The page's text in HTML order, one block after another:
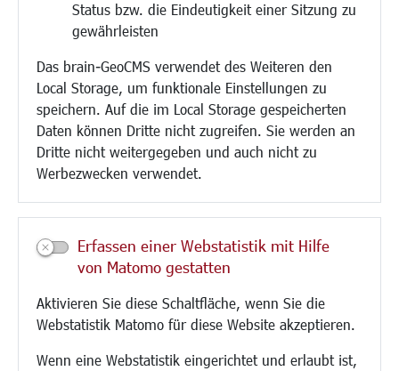
Status bzw. die Eindeutigkeit einer Sitzung zu
gewährleisten
Das brain-GeoCMS verwendet des Weiteren den
Local Storage, um funktionale Einstellungen zu
speichern. Auf die im Local Storage gespeicherten
Daten können Dritte nicht zugreifen. Sie werden an
Dritte nicht weitergegeben und auch nicht zu
Werbezwecken verwendet.
Erfassen einer Webstatistik mit Hilfe
von Matomo gestatten
Aktivieren Sie diese Schaltfläche, wenn Sie die
Webstatistik Matomo für diese Website akzeptieren.
Wenn eine Webstatistik eingerichtet und erlaubt ist,
Bebauungsplanung
Verkehr/Mobilität
Glasfaserausbau
Aktuelle Baustellen
Paddelteich
CINDY S
Kultur/Freizeit/Tourismus
Veranstaltungen
Neue Stadthalle Langen
Bäder
Musikschule
Stadtbücherei